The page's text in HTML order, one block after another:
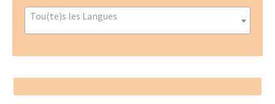
Tou(te)s les Langues
Footer